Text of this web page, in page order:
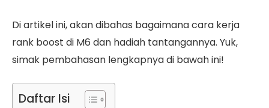
Di artikel ini, akan dibahas bagaimana cara kerja
rank boost di M6 dan hadiah tantangannya. Yuk,
simak pembahasan lengkapnya di bawah ini!
Daftar Isi